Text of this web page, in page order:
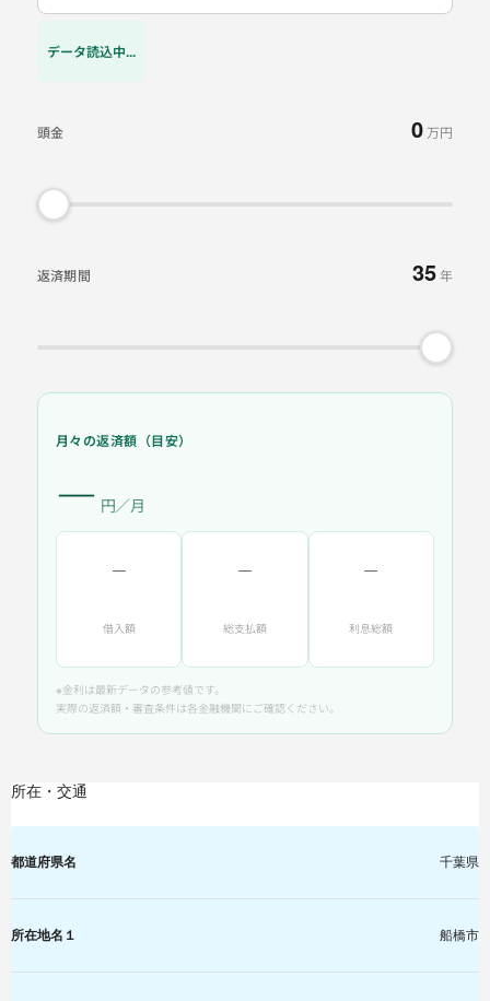
データ読込中...
頭金 0 万円
返済期間 35年
月々の返済額（目安）
― 円／月
―
借入額
―
総支払額
―
利息総額
※金利は最新データの参考値です。
実際の返済額・審査条件は各金融機関にご確認ください。
所在・交通
都道府県名 千葉県
所在地名１ 船橋市